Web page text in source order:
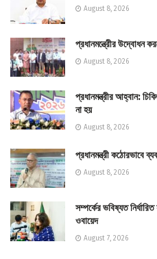
August 8, 2026
প্রধানমন্ত্রীের উদ্বোধন
August 8, 2026
প্রধানমন্ত্রীর আহ্বান:
না হয়
August 8, 2026
প্রধানমন্ত্রী কঠোরভাবে
August 8, 2026
সম্পর্কের ভবিষ্যত
ওবায়েদ
August 7, 2026